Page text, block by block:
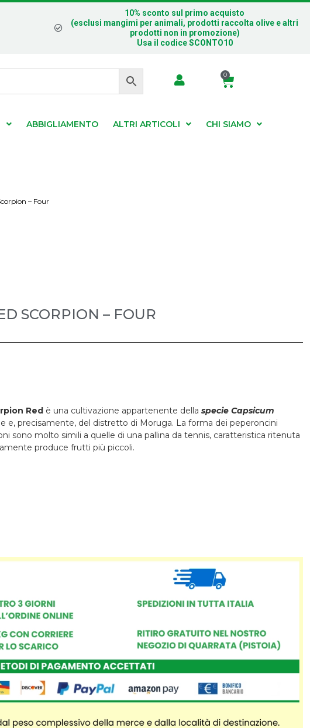
10% sconto sul primo acquisto
(esclusi mangimi per animali, prodotti raccolta olive e altri
prodotti non in promozione)
Usa il codice SCONTO10
0
ABBIGLIAMENTO ALTRI ARTICOLI CHI SIAMO
– Four
SCORPION – FOUR
Red è una cultivazione appartenente della specie Capsicum
e, precisamente, del distretto di Moruga. La forma dei peperoncini
sono molto simili a quelle di una pallina da tennis, caratteristica ritenuta
produce frutti più piccoli.